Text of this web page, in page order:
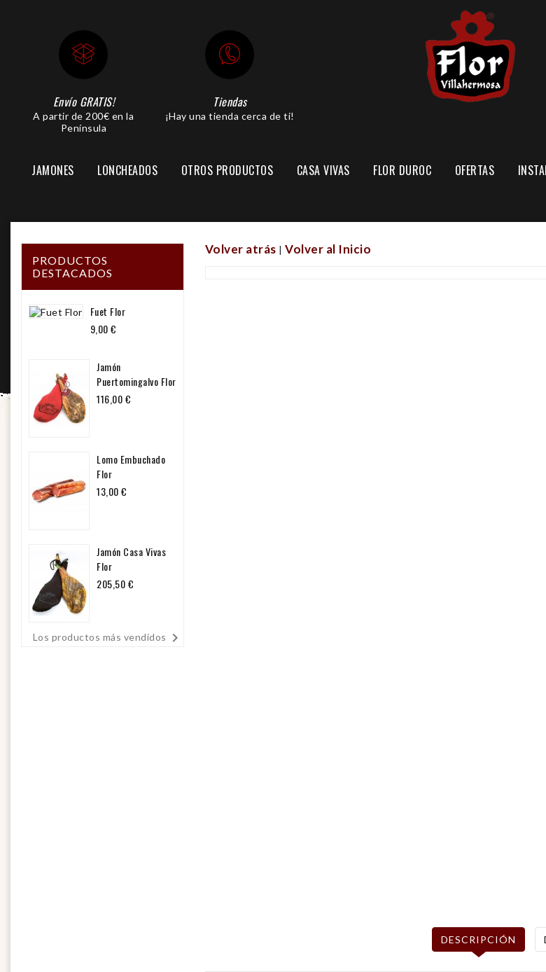
Envío GRATIS!
A partir de 200€ en la
Península
Tiendas
¡Hay una tienda cerca de ti!
JAMONES LONCHEADOS OTROS PRODUCTOS CASA VIVAS FLOR DUROC OFERTAS
PRODUCTOS
DESTACADOS
Fuet Flor
Precio
9,00 €
Jamón
Puertomingalvo Flor
Precio
116,00 €
Lomo Embuchado
Flor
Precio
13,00 €
Jamón Casa Vivas
Flor
Precio
205,50 €
Los productos más vendidos 
Volver atrás |Volver al Inicio
DESCRIPCIÓN